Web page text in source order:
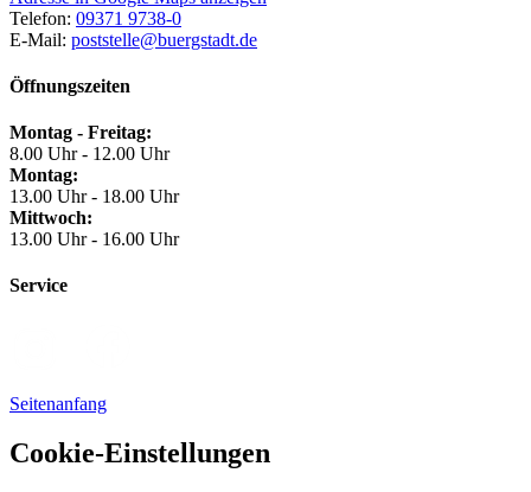
Telefon: 09371 9738-0
E-Mail: poststelle@buergstadt.de
Öffnungszeiten
Montag - Freitag:
8.00 Uhr - 12.00 Uhr
Montag:
13.00 Uhr - 18.00 Uhr
Mittwoch:
13.00 Uhr - 16.00 Uhr
Service
Seitenanfang
Cookie-Einstellungen